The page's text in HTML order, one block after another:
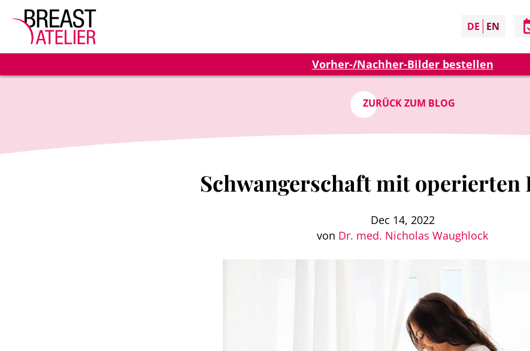
DE EN
Vorher-/Nachher-Bilder bestellen
ZURÜCK ZUM BLOG
Schwangerschaft mit operierten
Dec 14, 2022
von Dr. med. Nicholas Waughlock